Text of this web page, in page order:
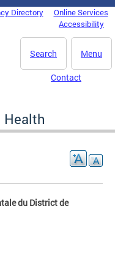
Directory
Online Services
Accessibility
Menu
Search
Contact
Health
du District de